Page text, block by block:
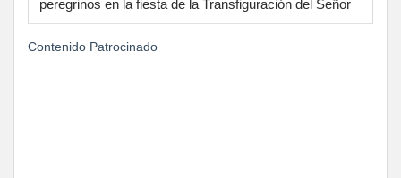
peregrinos en la fiesta de la Transfiguración del Señor
Contenido Patrocinado